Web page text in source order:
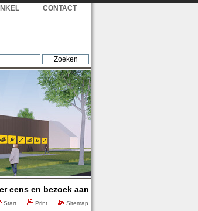
CONTACT
en bezoek aan onze winkel, wij
Start Print Sitemap